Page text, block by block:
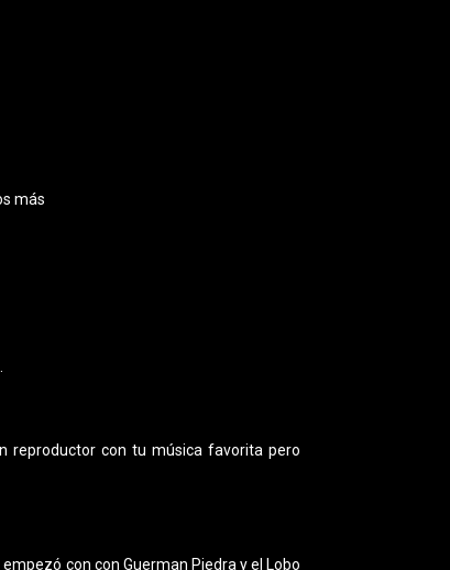
más
reproductor con tu música favorita pero
con con Guerman Piedra y el Lobo